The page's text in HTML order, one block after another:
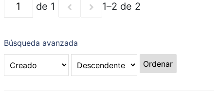
de 1 1–2 de 2
Búsqueda avanzada
Ordenar